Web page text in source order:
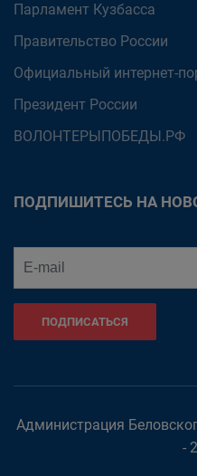
Парламент Кузбасса
Правительство России
Официальный интернет-
Президент России
ВОЛОНТЕРЫПОБЕДЫ.РФ
ПОДПИШИТЕСЬ НА
ПОДПИСАТЬСЯ
Администрация
-